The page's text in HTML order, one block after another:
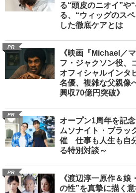
る“頭皮のニオイ”や
る、“ウィッグのス
した徹底ケアとは
PR
《映画『Michael／
フ・ジャクソン役、
オフィシャルインタ
名優、複雑な父親像
興収70億円突破》
PR
オープン1周年を記
ムソナイト・ブラッ
催 仕事も人生も自
る特別対談～
PR
《渡辺淳一原作＆
の性”を真摯に描く